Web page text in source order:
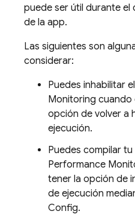
puede ser útil durante el
de la app.
Las siguientes son
considerar:
Puedes inhabilitar
Monitoring cuando
opción de volver a
ejecución.
Puedes compilar
Performance
tener la opción de
de ejecución
Config.